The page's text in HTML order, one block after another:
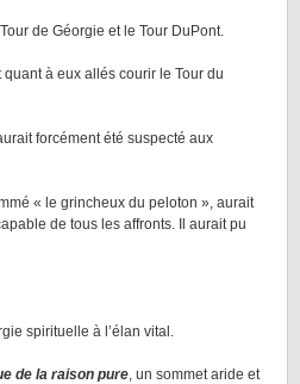
de Géorgie et le Tour DuPont.
quant à eux allés courir le Tour du
forcément été suspecté aux
« le grincheux du peloton », aurait
de tous les affronts. Il aurait pu
spirituelle à l’élan vital.
de la raison pure, un sommet aride et